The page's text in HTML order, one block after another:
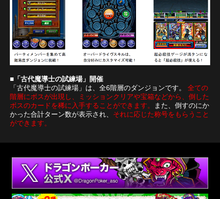
■「古代魔導士の試練場」開催
「古代魔導士の試練場」は、全6階層のダンジョンです。 全ての
階層にボスが出現し、ミッションクリアや宝箱などから、倒した
ボスのカードを稀に入手することができます。
また、倒すのにか
かった合計ターン数が表示され、 それに応じた称号をもらうこと
ができます。